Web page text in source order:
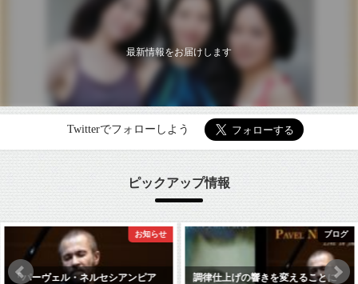
最新情報をお届けします
Twitterでフォローしよう
ピックアップ情報
お知らせ
「パーヴェル・ネルセシアンピア
ブログ
調律仕上げの響きを変えることに